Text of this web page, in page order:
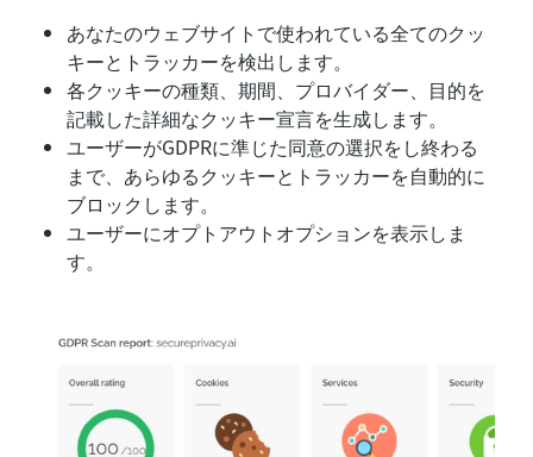
あなたのウェブサイトで使われている全てのクッ
キーとトラッカーを検出します。
各クッキーの種類、期間、プロバイダー、目的を
記載した詳細なクッキー宣言を生成します。
ユーザーがGDPRに準じた同意の選択をし終わる
まで、あらゆるクッキーとトラッカーを自動的に
ブロックします。
ユーザーにオプトアウトオプションを表示しま
す。